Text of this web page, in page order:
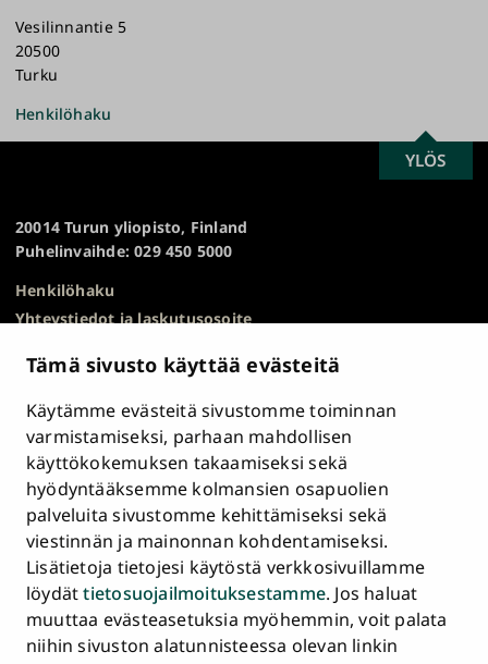
Tämä sivusto käyttää evästeitä
Käytämme evästeitä sivustomme toiminnan
varmistamiseksi, parhaan mahdollisen
käyttökokemuksen takaamiseksi sekä
hyödyntääksemme kolmansien osapuolien
palveluita sivustomme kehittämiseksi sekä
viestinnän ja mainonnan kohdentamiseksi.
Lisätietoja tietojesi käytöstä verkkosivuillamme
löydättietosuojailmoituksestamme. Jos haluat
muuttaa evästeasetuksia myöhemmin, voit palata
niihin sivuston alatunnisteessa olevan linkin
Vesilinnantie 5
20500
Turku
Henkilöhaku
20014 Turun yliopisto, Finland
Puhelinvaihde: 029 450 5000
Henkilöhaku
Yhteystiedot ja laskutusosoite
HR Excellence in Research
Tietosuojailmoitus
Asiakirjajulkisuuskuvaus ja tietopyynnöt
Väärinkäytösepäilyt
Saavutettavuusseloste
Palaute
Intranet ja sähköiset työkalut
Evästeasetukset
Päävalikko
TurunTurunTurunTurunTurunTurun
SCROLL
TO
YLÖS